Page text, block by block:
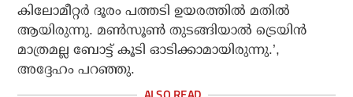
കിലോമീറ്റര്‍ ദൂരം പത്തടി ഉയരത്തില്‍ മതില്‍
ആയിരുന്നു. മണ്‍സൂണ്‍ തുടങ്ങിയാല്‍ ട്രെയിന്‍
മാത്രമല്ല ബോട്ട് കൂടി ഓടിക്കാമായിരുന്നു.’,
അദ്ദേഹം പറഞ്ഞു.